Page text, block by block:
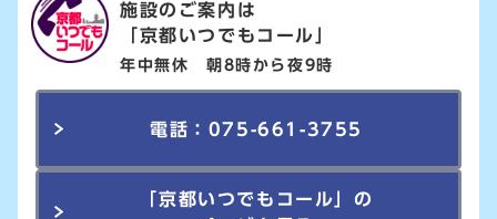
施設のご案内は
「京都いつでもコール」
年中無休 朝8時から夜9時
電話：075-661-3755
「京都いつでもコール」の